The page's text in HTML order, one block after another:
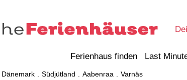
Ferienhaus finden Last
Dänemark Südjütland Aabenraa Varnäs